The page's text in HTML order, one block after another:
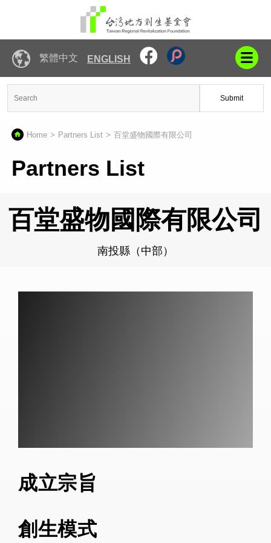
繁體中文 ENGLISH
Submit
Home Partners List 百堂盛物國際有限公司
Partners List
百堂盛物國際有限公司
南投縣（中部）
成立宗旨
創生模式